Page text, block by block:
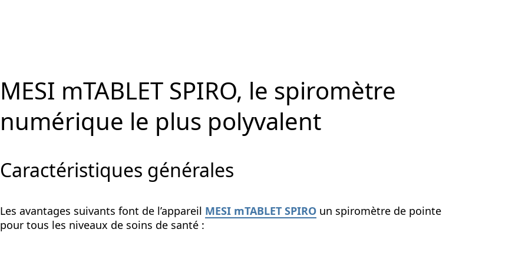
MESI mTABLET SPIRO, le spiromètre
numérique le plus polyvalent
Caractéristiques générales
Les avantages suivants font de l’appareil MESI mTABLET SPIRO un spiromètre de pointe
pour tous les niveaux de soins de santé :